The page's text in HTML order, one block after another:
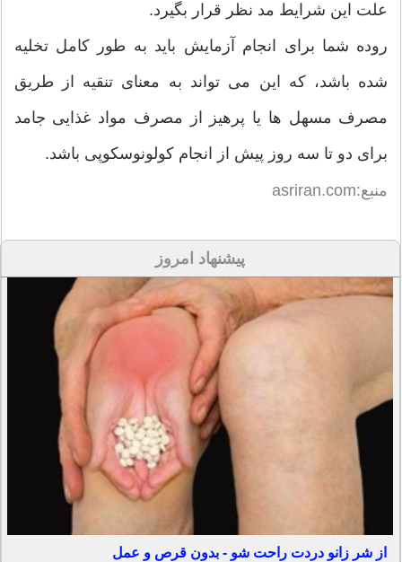
علت این شرایط مد نظر قرار بگیرد.
روده شما برای انجام آزمایش باید به طور کامل تخلیه
شده باشد، که این می تواند به معنای تنقیه از طریق
مصرف مسهل ها یا پرهیز از مصرف مواد غذایی جامد
برای دو تا سه روز پیش از انجام کولونوسکوپی باشد.
منبع:asriran.com
پیشنهاد امروز
از شر زانو دردت راحت شو - بدون قرص و عمل